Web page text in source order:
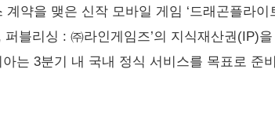
약을 맺은 신작 모바일 게임 ‘드래곤플라이
퍼블리싱 : ㈜라인게임즈’의 지식재산권(IP)
는 3분기 내 국내 정식 서비스를 목표로 준